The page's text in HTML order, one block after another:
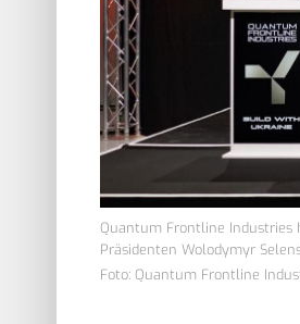
Quantum Frontline Industries
Präsidenten Wolodymyr
Foto: Quantum Frontline